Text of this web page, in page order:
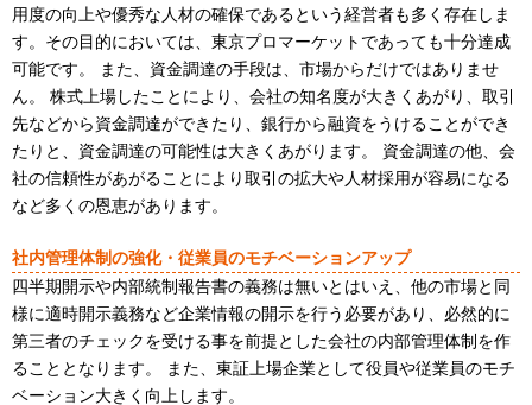
用度の向上や優秀な人材の確保であるという経営者も多く存在しま
す。その目的においては、東京プロマーケットであっても十分達成
可能です。 また、資金調達の手段は、市場からだけではありませ
ん。 株式上場したことにより、会社の知名度が大きくあがり、取引
先などから資金調達ができたり、銀行から融資をうけることができ
たりと、資金調達の可能性は大きくあがります。 資金調達の他、会
社の信頼性があがることにより取引の拡大や人材採用が容易になる
など多くの恩恵があります。
社内管理体制の強化・従業員のモチベーションアップ
四半期開示や内部統制報告書の義務は無いとはいえ、他の市場と同
様に適時開示義務など企業情報の開示を行う必要があり、必然的に
第三者のチェックを受ける事を前提とした会社の内部管理体制を作
ることとなります。 また、東証上場企業として役員や従業員のモチ
ベーション大きく向上します。